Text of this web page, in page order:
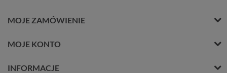
MOJE ZAMÓWIENIE
MOJE KONTO
INFORMACJE